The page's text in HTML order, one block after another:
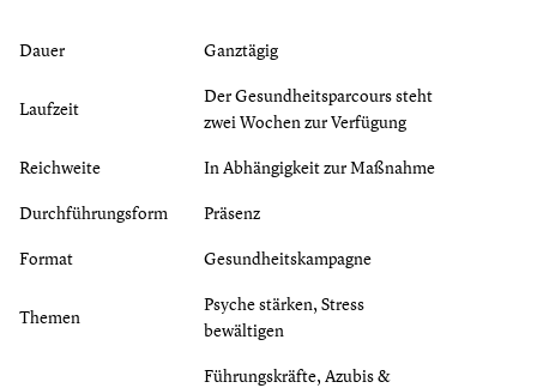
Dauer Ganztägig
Laufzeit
Der Gesundheitsparcours steht
zwei Wochen zur Verfügung
Reichweite
In Abhängigkeit zur Maßnahme
Durchführungsform
Präsenz
Format
Gesundheitskampagne
Themen
Psyche stärken, Stress
bewältigen
Führungskräfte, Azubis &